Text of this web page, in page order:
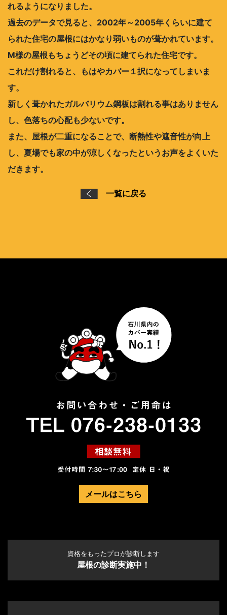
れるようになりました。
過去のデータで見ると、2002年～2005年くらいに建て
られた住宅の屋根にはかなり弱いものが葺かれています。
M様の屋根もちょうどその頃に建てられた住宅です。
これだけ割れると、もはやカバー１択になってしまいま
す。
新しく葺かれたガルバリウム鋼板は割れる事はありません
し、色落ちの心配も少ないです。
また、屋根が二重になることで、断熱性や遮音性が向上
し、夏場でも家の中が涼しくなったというお声をよくいた
だきます。
一覧に戻る
メールはこちら
資格をもったプロが診断します
屋根の診断実施中！